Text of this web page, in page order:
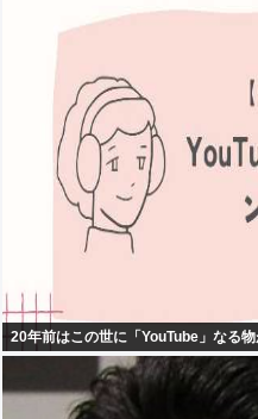
20年前はこの世に「YouTube」なる